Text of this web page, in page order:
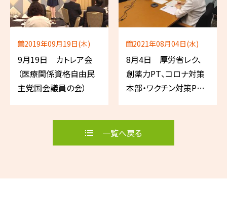
2019年09月19日(木)
9月19日 カトレア会
（医療関係資格自由民
主党国会議員の会）
2021年08月04日(水)
8月4日 厚労省レク、
創薬力PT、コロナ対策
本部・ワクチン対策PT
合同会議（自民党）
一覧へ戻る